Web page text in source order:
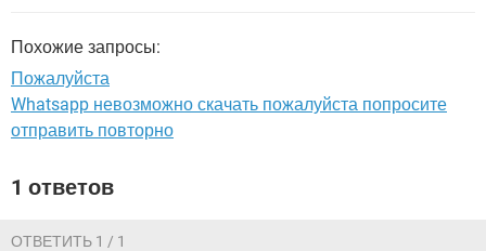
Похожие запросы:
Пожалуйста
Whatsapp невозможно скачать пожалуйста попросите
отправить повторно
1 ответов
ОТВЕТИТЬ 1 / 1